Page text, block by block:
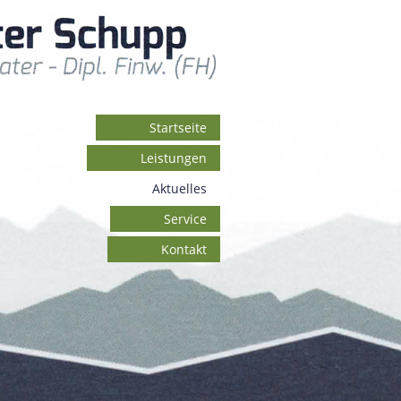
Startseite
Leistungen
Aktuelles
Service
Kontakt